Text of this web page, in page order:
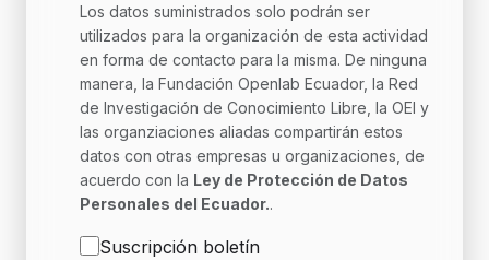
Los datos suministrados solo podrán ser
utilizados para la organización de esta actividad
en forma de contacto para la misma. De ninguna
manera, la Fundación Openlab Ecuador, la Red
de Investigación de Conocimiento Libre, la OEI y
las organziaciones aliadas compartirán estos
datos con otras empresas u organizaciones, de
acuerdo con la Ley de Protección de Datos
Personales del Ecuador..
Suscripción boletín